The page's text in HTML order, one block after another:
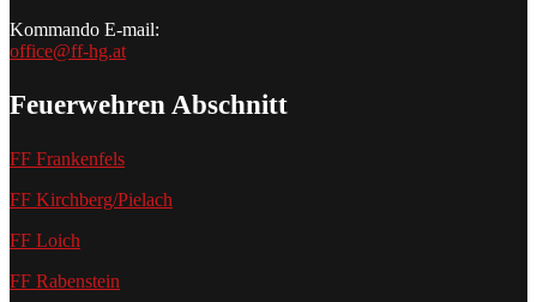
Kommando E-mail:
office@ff-hg.at
Feuerwehren Abschnitt
FF Frankenfels
FF Kirchberg/Pielach
FF Loich
FF Rabenstein